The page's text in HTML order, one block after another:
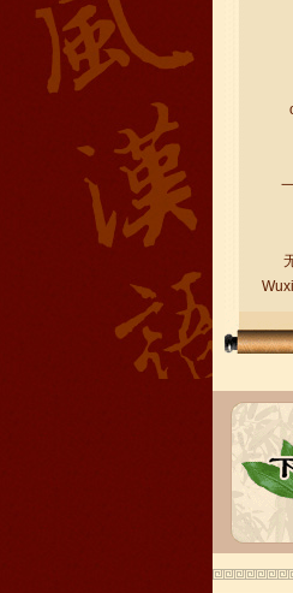
语风
我非常
的有最
语的速
汉语老
语风
我叫
汉语学
我的中